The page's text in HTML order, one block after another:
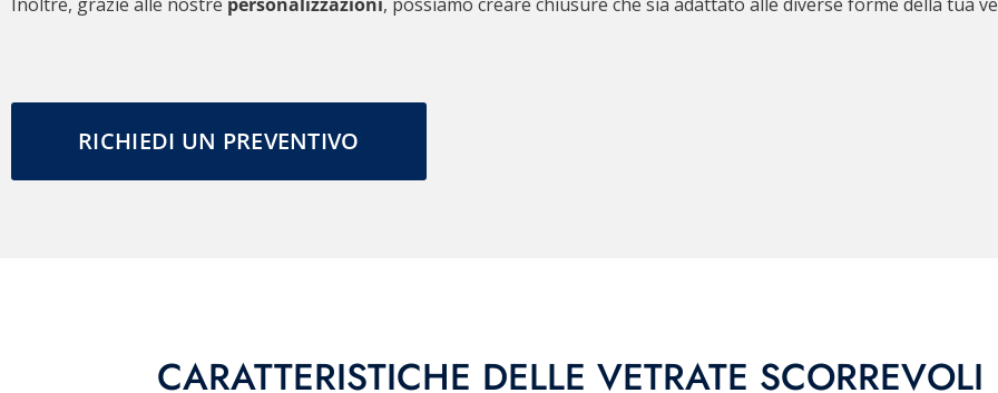
RICHIEDI UN PREVENTIVO
CARATTERISTICHE DELLE VETRATE SCORREVOLI